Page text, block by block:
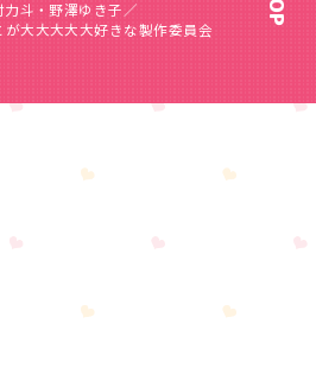
斗・野澤ゆき子／
大大大大大好きな製作委員会